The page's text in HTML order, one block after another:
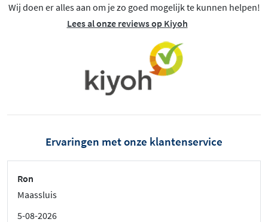
Wij doen er alles aan om je zo goed mogelijk te kunnen helpen!
Lees al onze reviews op Kiyoh
Ervaringen met onze klantenservice
Ron
Maassluis
5-08-2026